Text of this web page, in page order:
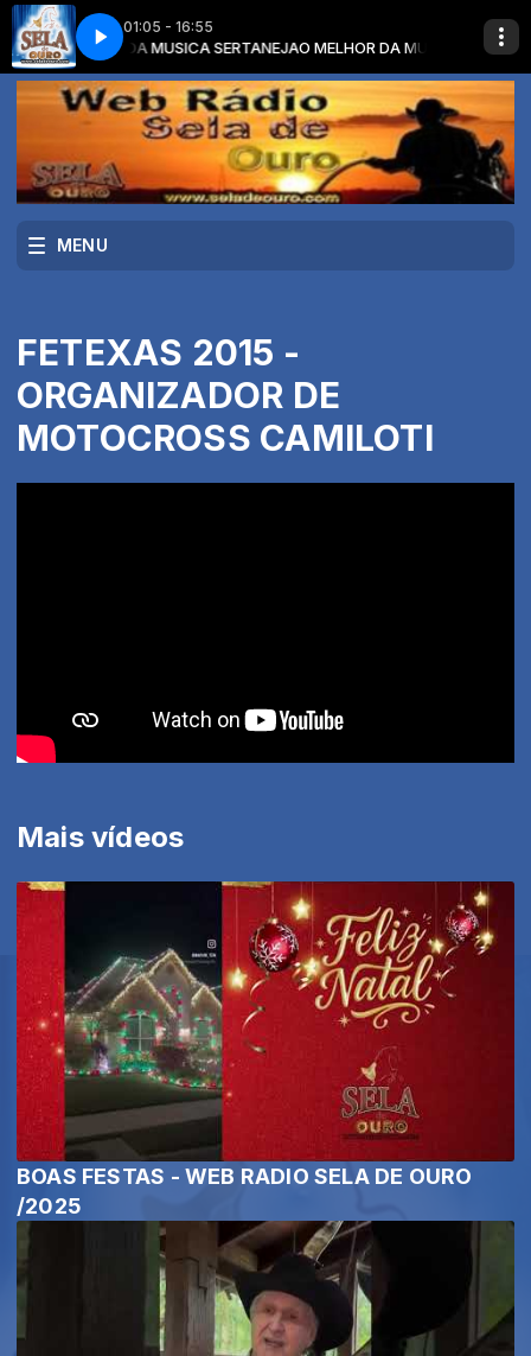
01:05 - 16:55
O MELHOR DA MUSICA SERTANEJAO MELHOR DA MUSICA
DE VERDADE VINHETA 2019 - MUSICA DE VERDADE
MENU
FETEXAS 2015 -
ORGANIZADOR DE
MOTOCROSS CAMILOTI
Mais vídeos
BOAS FESTAS - WEB RADIO SELA DE OURO
/2025